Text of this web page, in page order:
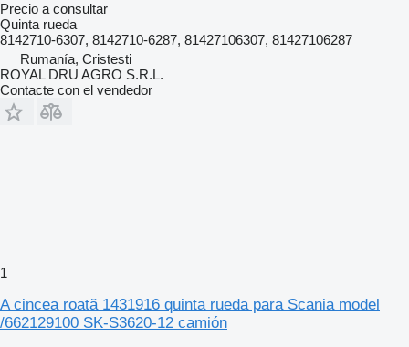
Precio a consultar
Quinta rueda
8142710-6307, 8142710-6287, 81427106307, 81427106287
Rumanía, Cristesti
ROYAL DRU AGRO S.R.L.
Contacte con el vendedor
1
A cincea roată 1431916 quinta rueda para Scania model
/662129100 SK-S3620-12 camión